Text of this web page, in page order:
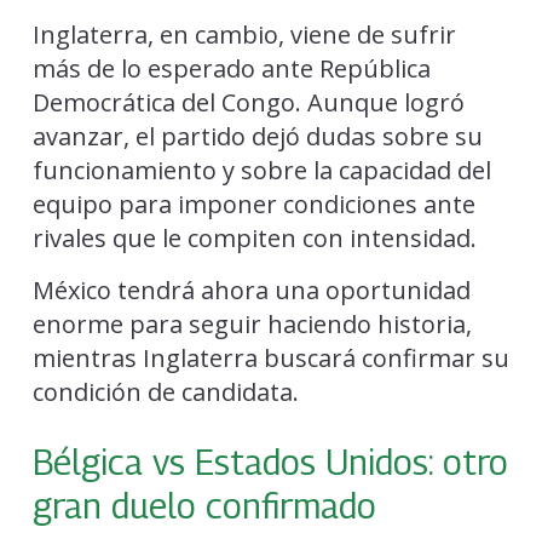
Inglaterra, en cambio, viene de sufrir
más de lo esperado ante República
Democrática del Congo. Aunque logró
avanzar, el partido dejó dudas sobre su
funcionamiento y sobre la capacidad del
equipo para imponer condiciones ante
rivales que le compiten con intensidad.
México tendrá ahora una oportunidad
enorme para seguir haciendo historia,
mientras Inglaterra buscará confirmar su
condición de candidata.
Bélgica vs Estados Unidos: otro
gran duelo confirmado